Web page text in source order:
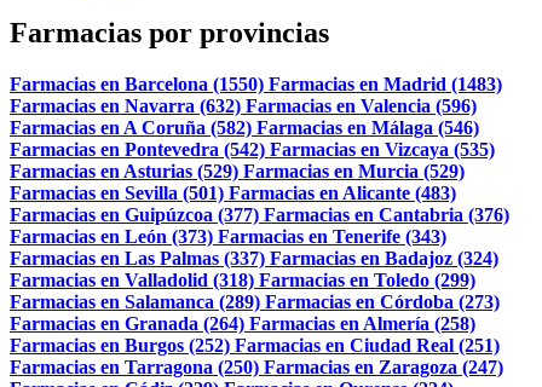
Farmacias por provincias
Farmacias en Barcelona (1550) Farmacias en Madrid (1483)
Farmacias en Navarra (632) Farmacias en Valencia (596)
Farmacias en A Coruña (582) Farmacias en Málaga (546)
Farmacias en Pontevedra (542) Farmacias en Vizcaya (535)
Farmacias en Asturias (529) Farmacias en Murcia (529)
Farmacias en Sevilla (501) Farmacias en Alicante (483)
Farmacias en Guipúzcoa (377) Farmacias en Cantabria (376)
Farmacias en León (373) Farmacias en Tenerife (343)
Farmacias en Las Palmas (337) Farmacias en Badajoz (324)
Farmacias en Valladolid (318) Farmacias en Toledo (299)
Farmacias en Salamanca (289) Farmacias en Córdoba (273)
Farmacias en Granada (264) Farmacias en Almería (258)
Farmacias en Burgos (252) Farmacias en Ciudad Real (251)
Farmacias en Tarragona (250) Farmacias en Zaragoza (247)